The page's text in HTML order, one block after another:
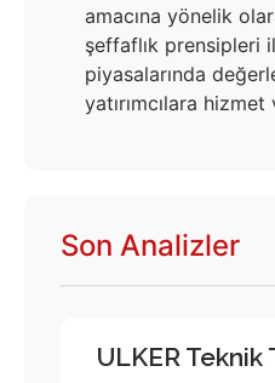
amacına yönelik
şeffaflık prensipleri
piyasalarında
yatırımcılara
Son Analizler
ULKER Teknik